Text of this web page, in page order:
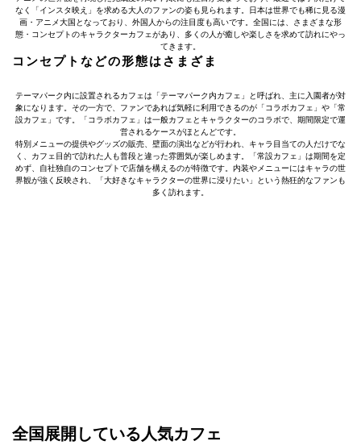
なく「インスタ映え」を求める大人のファンの姿も見られます。日本は世界でも稀に見る漫
画・アニメ大国となっており、外国人からの注目度も高いです。全国には、さまざまな形
態・コンセプトのキャラクターカフェがあり、多くの人が癒しや楽しさを求めて訪れにやっ
てきます。
コンセプトなどの形態はさまざま
テーマパーク内に設置されるカフェは「テーマパーク内カフェ」と呼ばれ、主に入園者が対
象になります。その一方で、ファンであれば気軽に利用できるのが「コラボカフェ」や「常
設カフェ」です。「コラボカフェ」は一般カフェとキャラクターのコラボで、期間限定で運
営されるケースがほとんどです。
特別メニューの提供やグッズの販売、壁面の演出などが行われ、キャラ目当ての人だけでな
く、カフェ目的で訪れた人も普段と違った雰囲気が楽しめます。「常設カフェ」は期間を定
めず、自社独自のコンセプトで店舗を構えるのが特徴です。内装やメニューにはキャラの世
界観が強く反映され、「大好きなキャラクターの世界に浸りたい」という熱狂的なファンも
多く訪れます。
全国展開している人気カフェ